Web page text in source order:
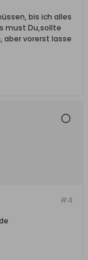
bis ich alles
must Du,sollte
aber vorerst lasse
#4